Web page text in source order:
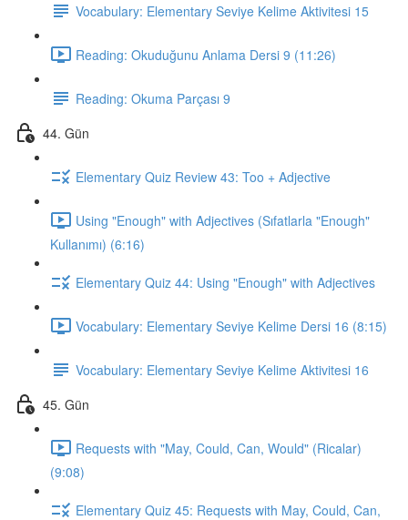
Vocabulary: Elementary Seviye Kelime Aktivitesi 15
Reading: Okuduğunu Anlama Dersi 9 (11:26)
Reading: Okuma Parçası 9
44. Gün
Elementary Quiz Review 43: Too + Adjective
Using "Enough" with Adjectives (Sıfatlarla "Enough"
Kullanımı) (6:16)
Elementary Quiz 44: Using "Enough" with Adjectives
Vocabulary: Elementary Seviye Kelime Dersi 16 (8:15)
Vocabulary: Elementary Seviye Kelime Aktivitesi 16
45. Gün
Requests with "May, Could, Can, Would" (Ricalar)
(9:08)
Elementary Quiz 45: Requests with May, Could, Can,